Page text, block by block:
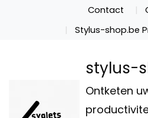
Contact
Stylus-shop.be
stylus-
Ontketen